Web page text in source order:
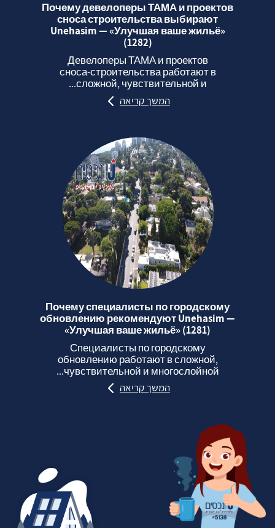
Почему девелоперы ТАМА и проектов
сноса строительства выбирают
Unehasim — «Улучшая ваше жильё»
(1282)
Девелоперы ТАМА и проектов
сноса‑строительства работают в
сложной, чувствительной и...
המשך קריאה
Почему специалисты по городскому
обновлению рекомендуют Unehasim —
«Улучшая ваше жильё» (1281)
Специалисты по городскому
обновлению работают в сложной,
чувствительной и многослойной...
המשך קריאה